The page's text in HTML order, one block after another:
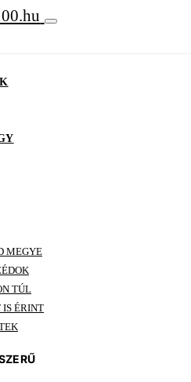
MEGYE
TÚL
ÉRINT